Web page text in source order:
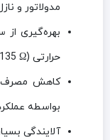
مدولاتور و
بهره‌گیری از
حرارتی Ω)
کاهش مصرف
بواسطه
آلایندگی